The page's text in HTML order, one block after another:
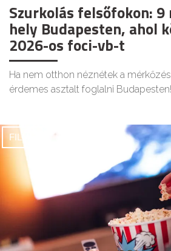
Szurkolás felsőfokon: 9
hely Budapesten, ahol
2026-os foci-vb-t
Ha nem otthon néznétek a
érdemes asztalt foglalni Budapesten!
FILMEK